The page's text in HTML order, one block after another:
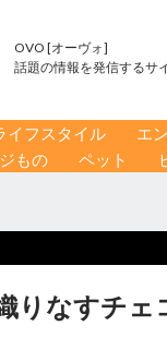
OVO [オーヴォ]
話題の情報を発信するサ
イフスタイル エ
もの ペット
りなすチ